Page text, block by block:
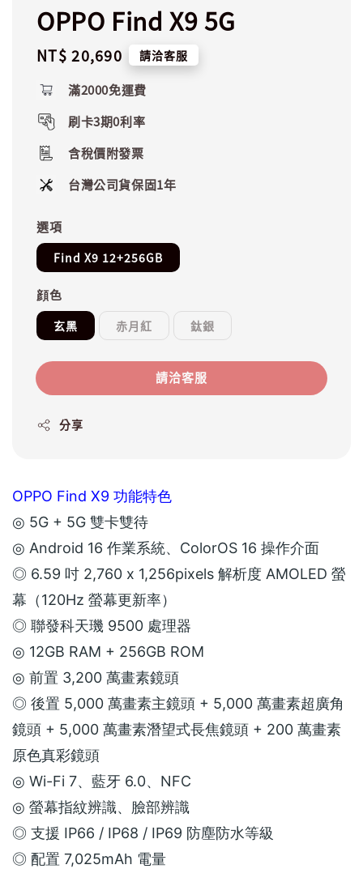
OPPO Find X9 5G
Regular
NT$ 20,690 請洽客服
滿2000免運費
刷卡3期0利率
含稅價附發票
台灣公司貨保固1年
選項
Find X9 12+256GB
顔色
玄黑 赤月紅 鈦銀
請洽客服
分享
OPPO Find X9 功能特色
◎ 5G + 5G 雙卡雙待
◎ Android 16 作業系統、ColorOS 16 操作介面
◎ 6.59 吋 2,760 x 1,256pixels 解析度 AMOLED 螢
幕（120Hz 螢幕更新率）
◎ 聯發科天璣 9500 處理器
◎ 12GB RAM + 256GB ROM
◎ 前置 3,200 萬畫素鏡頭
◎ 後置 5,000 萬畫素主鏡頭 + 5,000 萬畫素超廣角
鏡頭 + 5,000 萬畫素潛望式長焦鏡頭 + 200 萬畫素
原色真彩鏡頭
◎ Wi-Fi 7、藍牙 6.0、NFC
◎ 螢幕指紋辨識、臉部辨識
◎ 支援 IP66 / IP68 / IP69 防塵防水等級
◎ 配置 7,025mAh 電量